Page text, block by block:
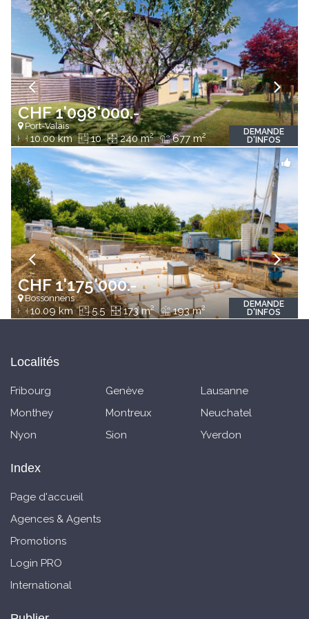
CHF 1'098'000.-
Port-Valais
10.00 km 10 240 m2 677 m2
DEMANDE
D'INFOS
CHF 1'175'000.-
Bossonnens
10.09 km 5.5 173 m2 193 m2
DEMANDE
D'INFOS
Localités
Fribourg Genève
Lausanne
Monthey
Montreux
Neuchatel
Nyon
Sion Yverdon
Index
Page d'accueil
Agences & Agents
Promotions
Login PRO
International